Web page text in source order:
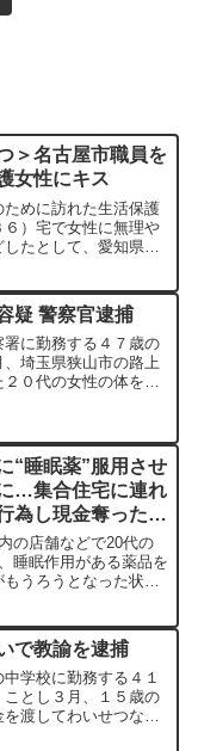
＞名古屋市職員を
女性にキス
めに訪れた生活保護
）宅で女性に無理や
たとして、愛知県警
せつ容疑で逮捕し
疑 警察官逮捕
に勤務する４７歳の
埼玉県狭山市の路上
０代の女性の体を触
“睡眠薬”服用させ
…集合住宅に連れ
為し現金奪った疑
業員の男ら逮捕
の店舗などで20代の
睡眠作用がある薬品を
うろうとなった状態
員の男らが逮捕され
で教諭を逮捕
学校に勤務する４１
とし３月、１５歳の
渡してわいせつな行